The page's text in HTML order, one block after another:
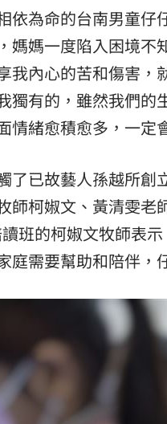
依為命的台南男童仔
媽媽一度陷入困境不
我內心的苦和傷害，
獨有的，雖然我們的
情緒愈積愈多，一定
了已故藝人孫越所創
師柯婌文、黃清雯老
班的柯婌文牧師表
庭需要幫助和陪伴，